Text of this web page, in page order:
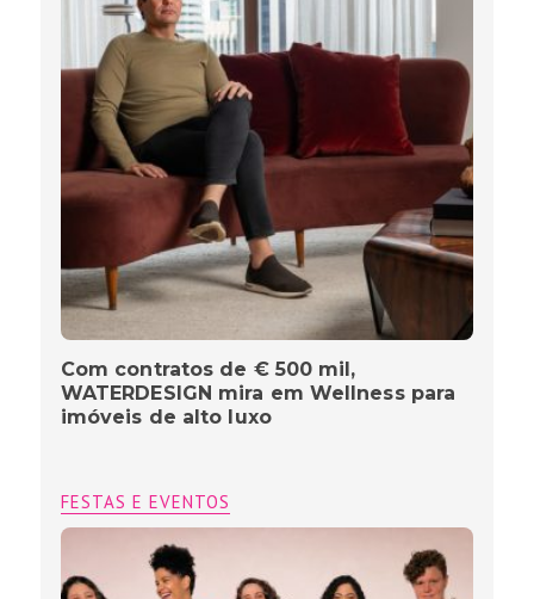
Com contratos de € 500 mil,
WATERDESIGN mira em Wellness para
imóveis de alto luxo
FESTAS E EVENTOS